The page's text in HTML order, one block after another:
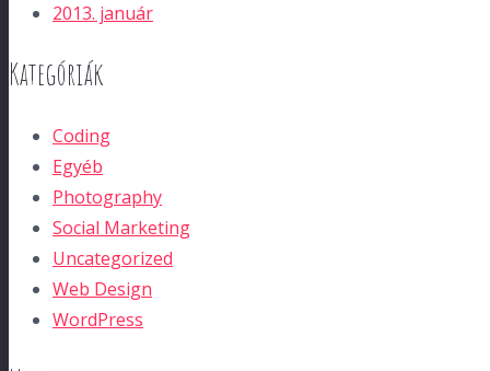
2013. január
Kategóriák
Coding
Egyéb
Photography
Social Marketing
Uncategorized
Web Design
WordPress